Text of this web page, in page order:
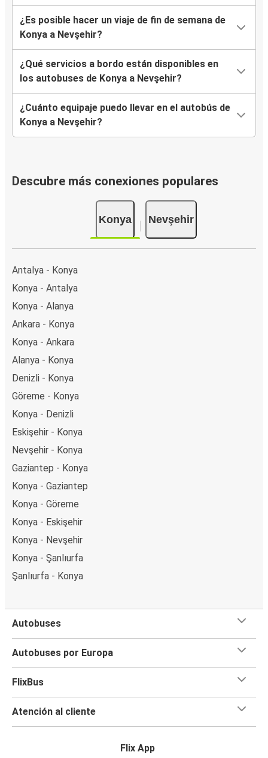
¿Es posible hacer un viaje de fin de semana de
Konya a Nevşehir?
¿Qué servicios a bordo están disponibles en
los autobuses de Konya a Nevşehir?
¿Cuánto equipaje puedo llevar en el autobús de
Konya a Nevşehir?
Descubre más conexiones populares
Konya Nevşehir
Antalya - Konya
Konya - Antalya
Konya - Alanya
Ankara - Konya
Konya - Ankara
Alanya - Konya
Denizli - Konya
Göreme - Konya
Konya - Denizli
Eskişehir - Konya
Nevşehir - Konya
Gaziantep - Konya
Konya - Gaziantep
Konya - Göreme
Konya - Eskişehir
Konya - Nevşehir
Konya - Şanlıurfa
Şanlıurfa - Konya
Autobuses
Autobuses por Europa
FlixBus
Atención al cliente
Flix App